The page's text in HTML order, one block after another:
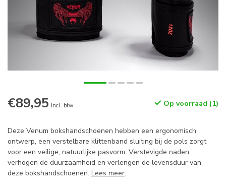
€89,95 Incl. btw Op voorraad (1)
Deze Venum bokshandschoenen hebben een ergonomisch
ontwerp, een verstelbare klittenband sluiting bij de pols zorgt
voor een veilige, natuurlijke pasvorm. Verstevigde naden
verhogen de duurzaamheid en verlengen de levensduur van
deze bokshandschoenen. Lees meer.